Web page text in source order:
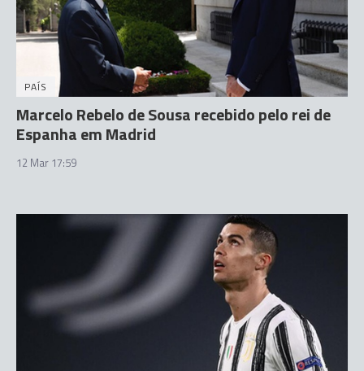
PAÍS
Marcelo Rebelo de Sousa recebido pelo rei de
Espanha em Madrid
12 Mar 17:59